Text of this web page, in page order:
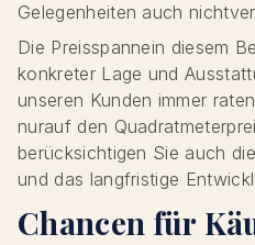
Gelegenheiten auch
Die Preisspannein diesem
konkreter Lage und
unseren Kunden immer
nurauf den
berücksichtigen Sie auch
und das langfristige
Chancen für